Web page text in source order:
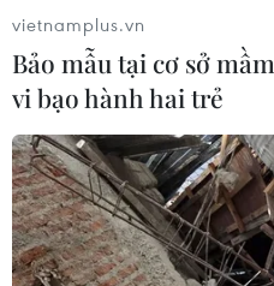
Chưa có bằng chứng
giúp chống lão hóa
Chó "không gây dị ứng" -
mới của công nghệ chỉnh
vietnamplus.vn
Bảo mẫu tại cơ sở
vi bạo hành hai trẻ